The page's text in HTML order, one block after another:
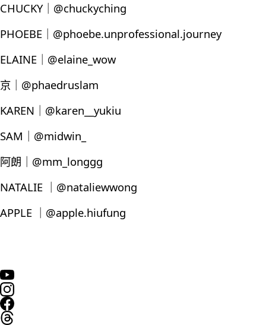
CHUCKY｜@chuckyching
PHOEBE｜@phoebe.unprofessional.journey
ELAINE｜@elaine_wow
京｜@phaedruslam
KAREN｜@karen__yukiu
SAM｜@midwin_
阿朗｜@mm_longgg
NATALIE ｜@nataliewwong
APPLE ｜@apple.hiufung